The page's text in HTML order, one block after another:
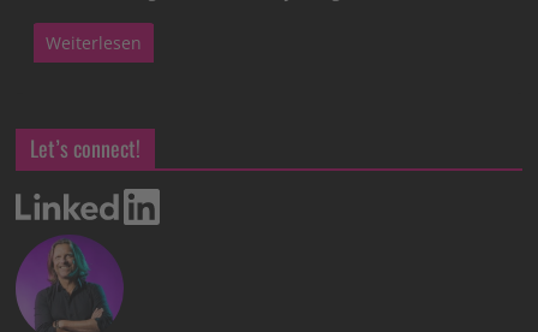
Weiterlesen
Let’s connect!